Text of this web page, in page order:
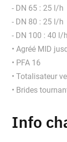
- DN 65 : 25 l/h
- DN 80 : 25 l/h
- DN 100 : 40 l/h
• Agréé MID
• PFA 16
• Totalisateur
• Brides
Info